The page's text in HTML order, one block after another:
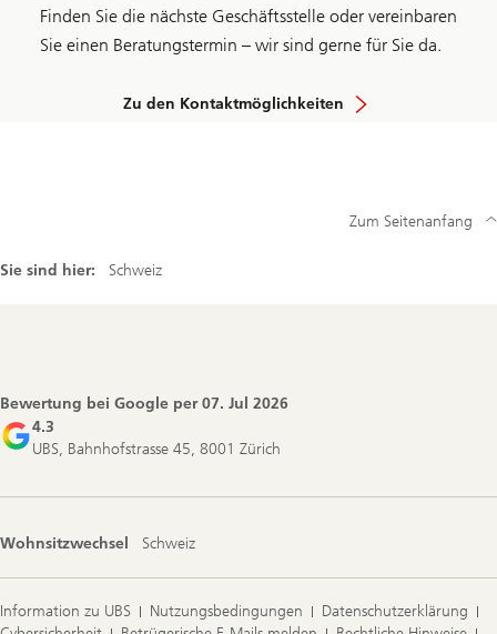
Finden Sie die nächste Geschäftsstelle oder vereinbaren
Sie einen Beratungstermin – wir sind gerne für Sie da.
Zu den Kontaktmöglichkeiten
Sie sind hier: Schweiz
Zum Seitenanfang
Bewertung bei Google per07. Jul 2026
4.3
UBS, Bahnhofstrasse 45, 8001 Zürich
Wohnsitzwechsel Schweiz
Information zu UBS Nutzungsbedingungen
Datenschutzerklärung